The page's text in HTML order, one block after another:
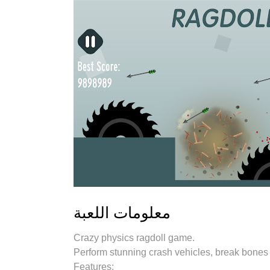
معلومات اللعبة
Crazy physics ragdoll game.
Perform stunning crash vehicles, break
Features: